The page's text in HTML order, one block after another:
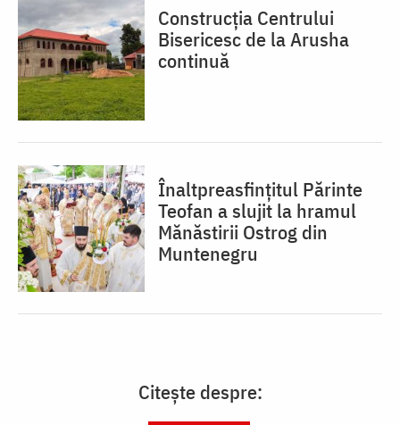
Construcția Centrului
Bisericesc de la Arusha
continuă
Înaltpreasfințitul Părinte
Teofan a slujit la hramul
Mănăstirii Ostrog din
Muntenegru
Citește despre: